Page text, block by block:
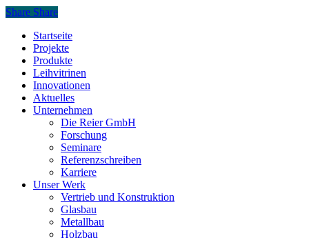
Share Share
Close
Menu
Startseite
Projekte
Produkte
Leihvitrinen
Innovationen
Aktuelles
Unternehmen
Die Reier GmbH
Forschung
Seminare
Referenzschreiben
Karriere
Unser Werk
Vertrieb und Konstruktion
Glasbau
Metallbau
Holzbau